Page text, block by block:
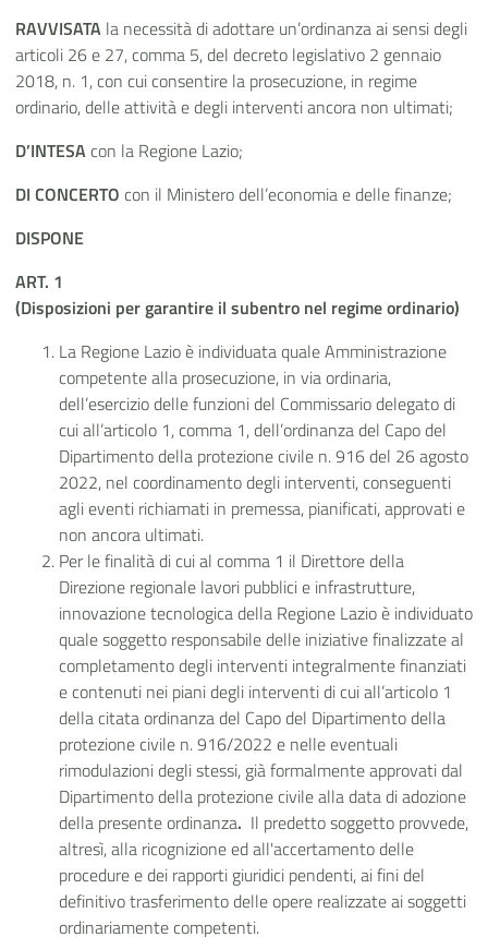
RAVVISATA la necessità diadottare un’ordinanza ai sensi degli
articoli 26 e 27, comma 5, del decreto legislativo 2 gennaio
2018, n. 1, con cui consentire la prosecuzione, in regime
ordinario, delle attività e degli interventi ancora non ultimati;
D’INTESA con la Regione Lazio;
DI CONCERTO con il Ministero dell’economia e delle finanze;
DISPONE
ART. 1
(Disposizioni per garantire il subentro nel regime ordinario)
La Regione Lazio è individuata quale Amministrazione
competente alla prosecuzione, in via ordinaria,
dell’esercizio delle funzioni del Commissario delegato di
cui all’articolo 1, comma 1, dell’ordinanza del Capo del
Dipartimento della protezione civile n. 916 del 26 agosto
2022, nel coordinamento degli interventi, conseguenti
agli eventi richiamati in premessa, pianificati, approvati e
non ancora ultimati.
Per le finalità di cui al comma 1 il Direttore della
Direzione regionale lavori pubblici e infrastrutture,
innovazione tecnologica della Regione Lazio è individuato
quale soggetto responsabile delle iniziative finalizzate al
completamento degli interventi integralmente finanziati
e contenuti nei piani degli interventi di cui all’articolo 1
della citata ordinanza del Capo del Dipartimento della
protezione civile n. 916/2022 e nelle eventuali
rimodulazioni degli stessi, già formalmente approvati dal
Dipartimento della protezione civile alla data di adozione
della presente ordinanza. Il predetto soggetto provvede,
altresì, alla ricognizione ed all'accertamento delle
procedure e dei rapporti giuridici pendenti, ai fini del
definitivo trasferimento delle opere realizzate ai soggetti
ordinariamente competenti.